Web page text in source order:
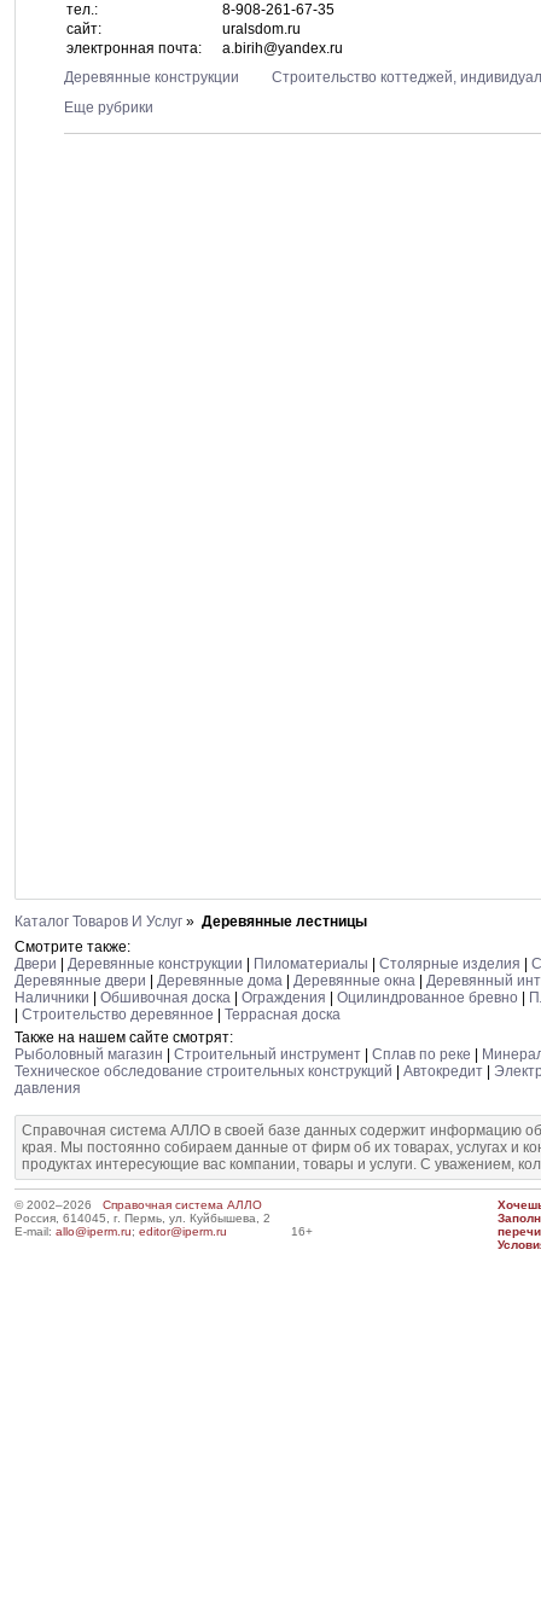
тел.:
8-908-261-67-35
сайт:
uralsdom.ru
электронная почта:
a.birih@yandex.ru
Деревянные конструкции
Строительство коттеджей,
Еще рубрики
Каталог Товаров И Услуг » Деревянные лестницы
Смотрите также:
Двери
Деревянные конструкции Пиломатериалы Столярные изделия
Деревянные двери
Деревянные дома Деревянные окна
Деревянный
Наличники
Обшивочная доска Ограждения Оцилиндрованное бревно
Строительство деревянное
Террасная доска
Также на нашем сайте смотрят:
Рыболовный магазин
Строительный инструмент Сплав по реке
Техническое обследование строительных конструкций
Автокредит
давления
Справочная система АЛЛО в своей базе данных содержит информацию
края. Мы постоянно собираем данные от фирм об их товарах, услугах и
продуктах интересующие вас компании, товары и услуги. С уважением,
© 2002–2026 Справочная система АЛЛО
Россия, 614045, г. Пермь, ул. Куйбышева, 2
E-mail: allo@iperm.ru; editor@iperm.ru 16+